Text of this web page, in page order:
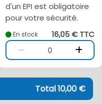
d'un EPI est obligatoire
pour votre sécurité.
En stock
16,05 € TTC
0
Total 10,00 €